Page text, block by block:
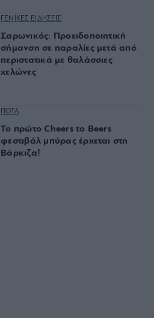
ΓΕΝΙΚΕΣ ΕΙΔΗΣΕΙΣ
Σαρωνικός: Προειδοποιητική
σήμανση σε παραλίες μετά από
περιστατικά με θαλάσσιες
χελώνες
ΠΟΤΑ
Το πρώτο Cheers to Beers
φεστιβάλ μπύρας έρχεται στη
Βάρκιζα!